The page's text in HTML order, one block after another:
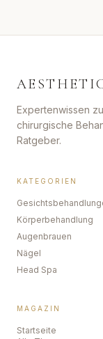
Expertenwissen
chirurgische
Ratgeber.
KATEGORIEN
Körperbehandlung
Augenbrauen
Nägel
Head Spa
MAGAZIN
Startseite